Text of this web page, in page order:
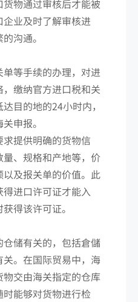
物通过审核后才能被
业及时了解审核进
沟通。
等手续的办理，对进
缴纳官方进口税和关
目的地的24小时内，
申报。
提供明确的货物信
、规格和产地等，价
及报关单的价值。此
进口许可证才能入
得该许可证。
储有关的，包括倉儲
。在国际贸易中，海
交由海关指定的仓库
能够对货物进行检